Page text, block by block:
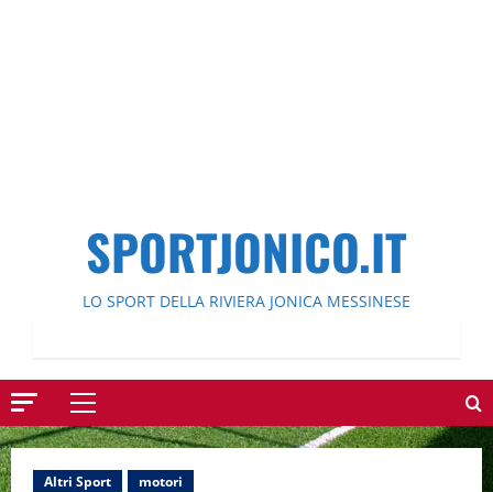
SPORTJONICO.IT
LO SPORT DELLA RIVIERA JONICA MESSINESE
Menu
principale
Altri Sport motori